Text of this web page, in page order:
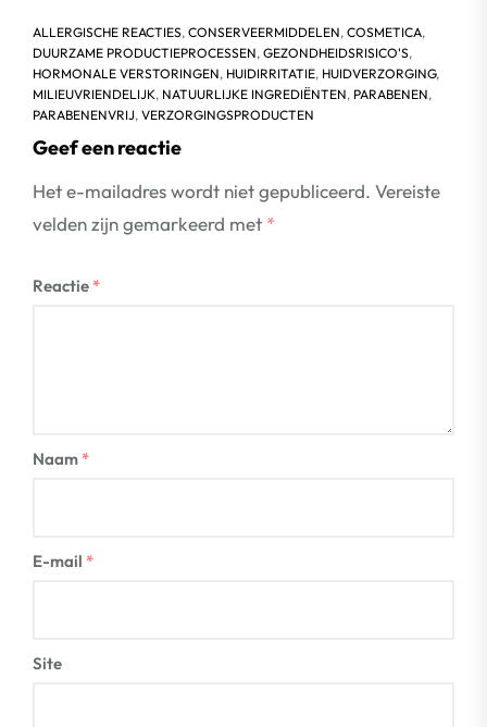
ALLERGISCHE REACTIES, CONSERVEERMIDDELEN, COSMETICA,
DUURZAME PRODUCTIEPROCESSEN, GEZONDHEIDSRISICO'S,
HORMONALE VERSTORINGEN, HUIDIRRITATIE, HUIDVERZORGING,
MILIEUVRIENDELIJK, NATUURLIJKE INGREDIËNTEN, PARABENEN,
PARABENENVRIJ, VERZORGINGSPRODUCTEN
Geef een reactie
Het e-mailadres wordt niet gepubliceerd. Vereiste
velden zijn gemarkeerd met *
Reactie *
Naam *
E-mail *
Site